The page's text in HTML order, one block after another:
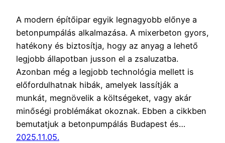
A modern építőipar egyik legnagyobb előnye a
betonpumpálás alkalmazása. A mixerbeton gyors,
hatékony és biztosítja, hogy az anyag a lehető
legjobb állapotban jusson el a zsaluzatba.
Azonban még a legjobb technológia mellett is
előfordulhatnak hibák, amelyek lassítják a
munkát, megnövelik a költségeket, vagy akár
minőségi problémákat okoznak. Ebben a cikkben
bemutatjuk a betonpumpálás Budapest és…
2025.11.05.